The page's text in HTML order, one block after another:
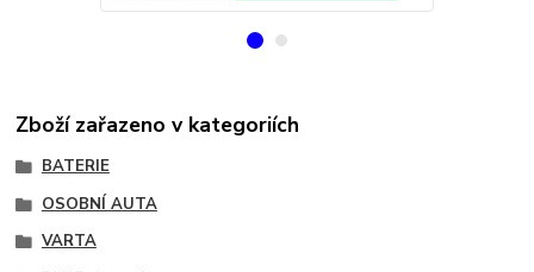
Zboží zařazeno v kategoriích
BATERIE
OSOBNÍ AUTA
VARTA